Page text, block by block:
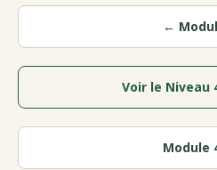
←
Voir le Niveau
Module